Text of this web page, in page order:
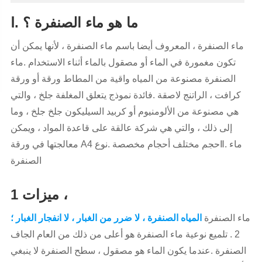
Ⅰ. ما هو ماء الصنفرة ؟
ماء الصنفرة ، المعروف أيضا باسم ماء الصنفرة ، لأنها يمكن أن
تكون مغمورة في الماء أو مصقول بالماء أثناء الاستخدام .ماء
الصنفرة مصنوعة من المياه واقية من المطاط ورقة أو ورقة
كرافت ، الراتنج لاصقة .فائدة نموذج يتعلق المغلفة جلخ ، والتي
هي مصنوعة من الألومنيوم أو كربيد السيليكون جلخ جلخ ، وما
إلى ذلك ، والتي هي شركة عالقة على قاعدة المواد ، ويمكن
معالجتها في ورقة A4 حجم مختلف أحجام مخصصة .نوعⅡ. ماء
الصنفرة
ميزات 1 ،
ماء الصنفرة المياه الصنفرة ، لا ضرر من الغبار ، لا انفجار الغبار ؛
2 . تلميع نوعية ماء الصنفرة هو أعلى من ذلك من العام الجاف
الصنفرة .عندما يكون الماء هو مصقول ، سطح الصنفرة لا ينبغي